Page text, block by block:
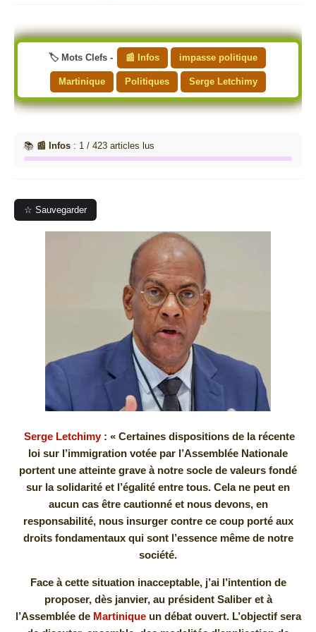
🏷️ Mots Clefs - 📰 Infos impasse politique
Martinique Politiques Serge Letchimy
📚 📰 Infos : 1 / 423 articles lus
☆ Sauvegarder
Serge Letchimy: « Certaines dispositions de la récente
loi sur l’immigration votée par l’Assemblée Nationale
portent une atteinte grave à notre socle de valeurs fondé
sur la solidarité et l’égalité entre tous. Cela ne peut en
aucun cas être cautionné et nous devons, en
responsabilité, nous insurger contre ce coup porté aux
droits fondamentaux qui sont l’essence même de notre
société.
Face à cette situation inacceptable, j’ai l’intention de
proposer, dès janvier, au président Saliber et à
l’Assemblée de Martiniqueun débat ouvert. L’objectif sera